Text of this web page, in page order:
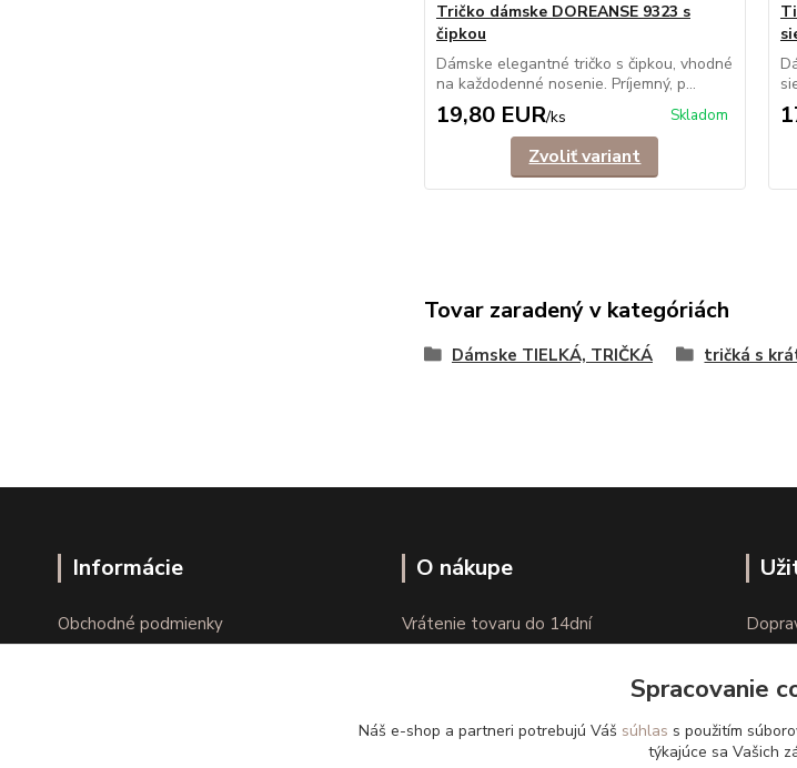
Tričko dámske DOREANSE 9323 s
čipkou
Dámske elegantné tričko s čipkou, vhodné
na každodenné nosenie. Príjemný, p...
19,80 EUR/ks Skladom
Zvoliť variant
Tovar zaradený v kategóriách
Dámske TIELKÁ, TRIČKÁ tričká s
Informácie
Obchodné podmienky
O nákupe
Vrátenie tovaru do 14dní
Spracovanie
Náš e-shop a partneri potrebujú Váš súhlas s použitím
týkajúce sa Vašich